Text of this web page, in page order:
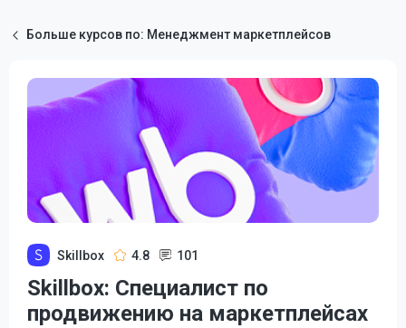
Больше курсов по: Менеджмент маркетплейсов
Skillbox 4.8 101
Skillbox: Специалист по
продвижению на маркетплейсах